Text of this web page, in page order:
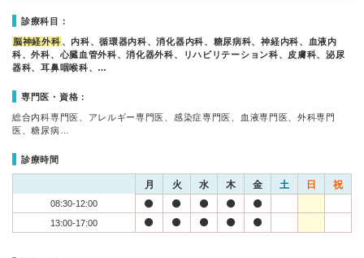
診療科目：
脳神経外科 、内科、循環器内科、消化器内科、糖尿病科、神経内科、血液内
科、外科、心臓血管外科、消化器外科、リハビリテーション科、皮膚科、泌尿
器科、耳鼻咽喉科、…
専門医・資格：
総合内科専門医、アレルギー専門医、感染症専門医、血液専門医、外科専門
医、糖尿病…
診療時間
月 火 水 木 金 土 日 祝
08:30-12:00
13:00-17:00